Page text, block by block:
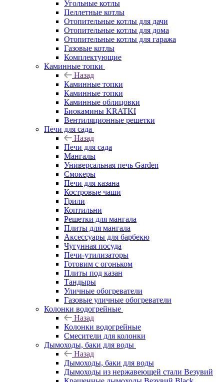
Угольные котлы
Пеллетные котлы
Отопительные котлы для дачи
Отопительные котлы для дома
Отопительные котлы для гаража
Газовые котлы
Комплектующие
Каминные топки
Назад
Каминные топки
Каминные топки
Каминные облицовки
Биокамины KRATKI
Вентиляционные решетки
Печи для сада
Назад
Печи для сада
Мангалы
Универсальная печь Garden
Смокеры
Печи для казана
Костровые чаши
Грили
Коптильни
Решетки для мангала
Плиты для мангала
Аксессуары для барбекю
Чугунная посуда
Печи-утилизаторы
Готовим с огоньком
Плиты под казан
Тандыры
Уличные обогреватели
Газовые уличные обогреватели
Колонки водогрейные
Назад
Колонки водогрейные
Смесители для колонки
Дымоходы, баки для воды
Назад
Дымоходы, баки для воды
Дымоходы из нержавеющей стали Везувий